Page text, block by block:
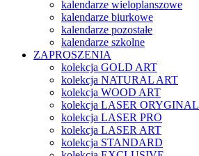
kalendarze wieloplanszowe
kalendarze biurkowe
kalendarze pozostałe
kalendarze szkolne
ZAPROSZENIA
kolekcja GOLD ART
kolekcja NATURAL ART
kolekcja WOOD ART
kolekcja LASER ORYGINAL
kolekcja LASER PRO
kolekcja LASER ART
kolekcja STANDARD